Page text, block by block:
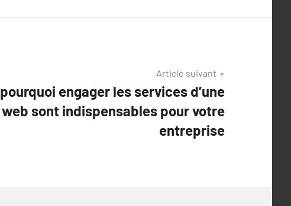
Article suivant
engager les services d’une
sont indispensables pour votre
entreprise